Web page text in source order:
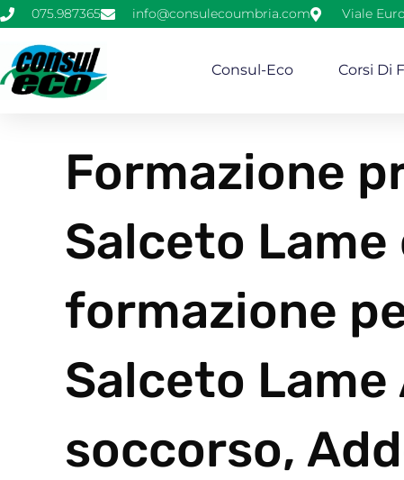
075.987365 info@consulecoumbria.com Viale
Consul-Eco Corsi Di
Formazione
Salceto Lame
formazione
Salceto
soccorso,